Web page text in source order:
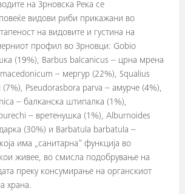
на Зрновска Река се
видови риби прикажани во
на видовите и густина на
профил во Зрновци: Gobio
(19%), Barbus balcanicus – црна мрена
– мергур (22%), Squalius
(7%), Pseudorasbora parva – амурче (4%),
– балканска штипалка (1%),
– вретенушка (1%), Alburnoides
(30%) и Barbatula barbatula –
има „санитарна“ функција во
живее, во смисла подобрување на
преку консумирање на органскиот
храна.